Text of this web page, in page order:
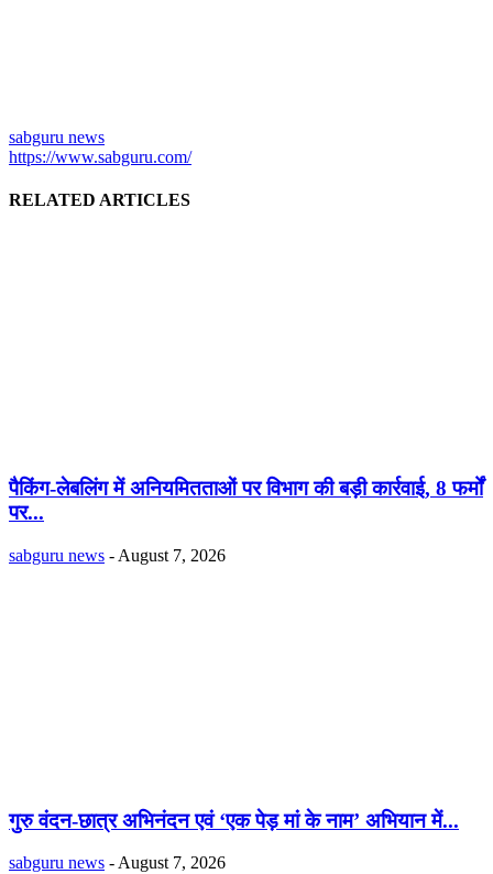
sabguru news
https://www.sabguru.com/
RELATED ARTICLES
पैकिंग-लेबलिंग में अनियमितताओं पर विभाग की बड़ी कार्रवाई, 8 फर्मों
पर...
sabguru news - August 7, 2026
गुरु वंदन-छात्र अभिनंदन एवं ‘एक पेड़ मां के नाम’ अभियान में...
sabguru news - August 7, 2026